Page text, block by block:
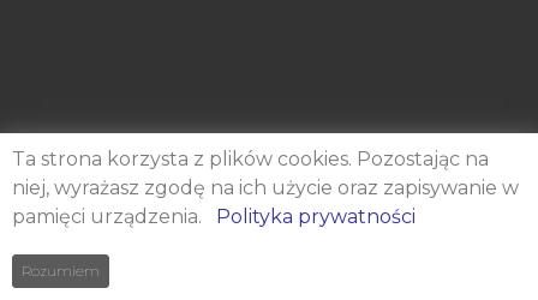
Ta strona korzysta z plików cookies. Pozostając na
niej, wyrażasz zgodę na ich użycie oraz zapisywanie w
pamięci urządzenia. Polityka prywatności
Rozumiem